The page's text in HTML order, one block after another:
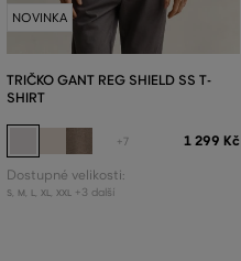
NOVINKA
TRIČKO GANT REG SHIELD SS T-
SHIRT
+7 1 299 Kč
Dostupné velikosti:
S, M L XL XXL +3 další